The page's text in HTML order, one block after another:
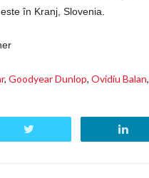
în Kranj, Slovenia.
, Goodyear Dunlop, Ovidiu Balan,